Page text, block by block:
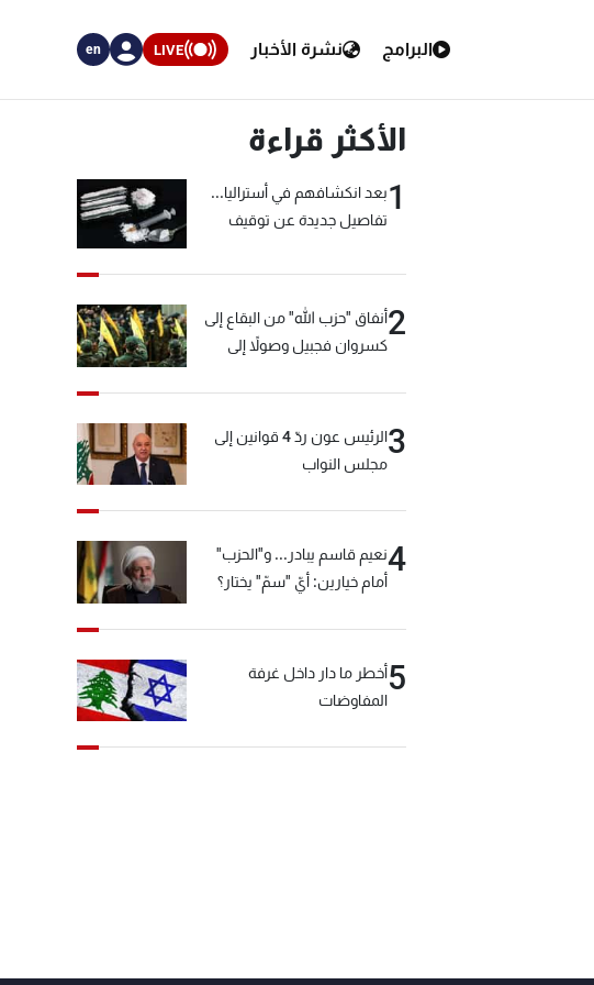
البرامج نشرة الأخبار LIVE
en
الأكثر قراءة
1بعد انكشافهم في أستراليا...
تفاصيل جديدة عن توقيف
2أنفاق "حزب الله" من البقاع إلى
كسروان فجبيل وصولاً إلى
3
الرئيس عون ردّ 4 قوانين إلى
مجلس النواب
4نعيم قاسم يبادر... و"الحزب"
أمام خيارين: أيّ "سمّ" يختار؟
5أخطر ما دار داخل غرفة
المفاوضات